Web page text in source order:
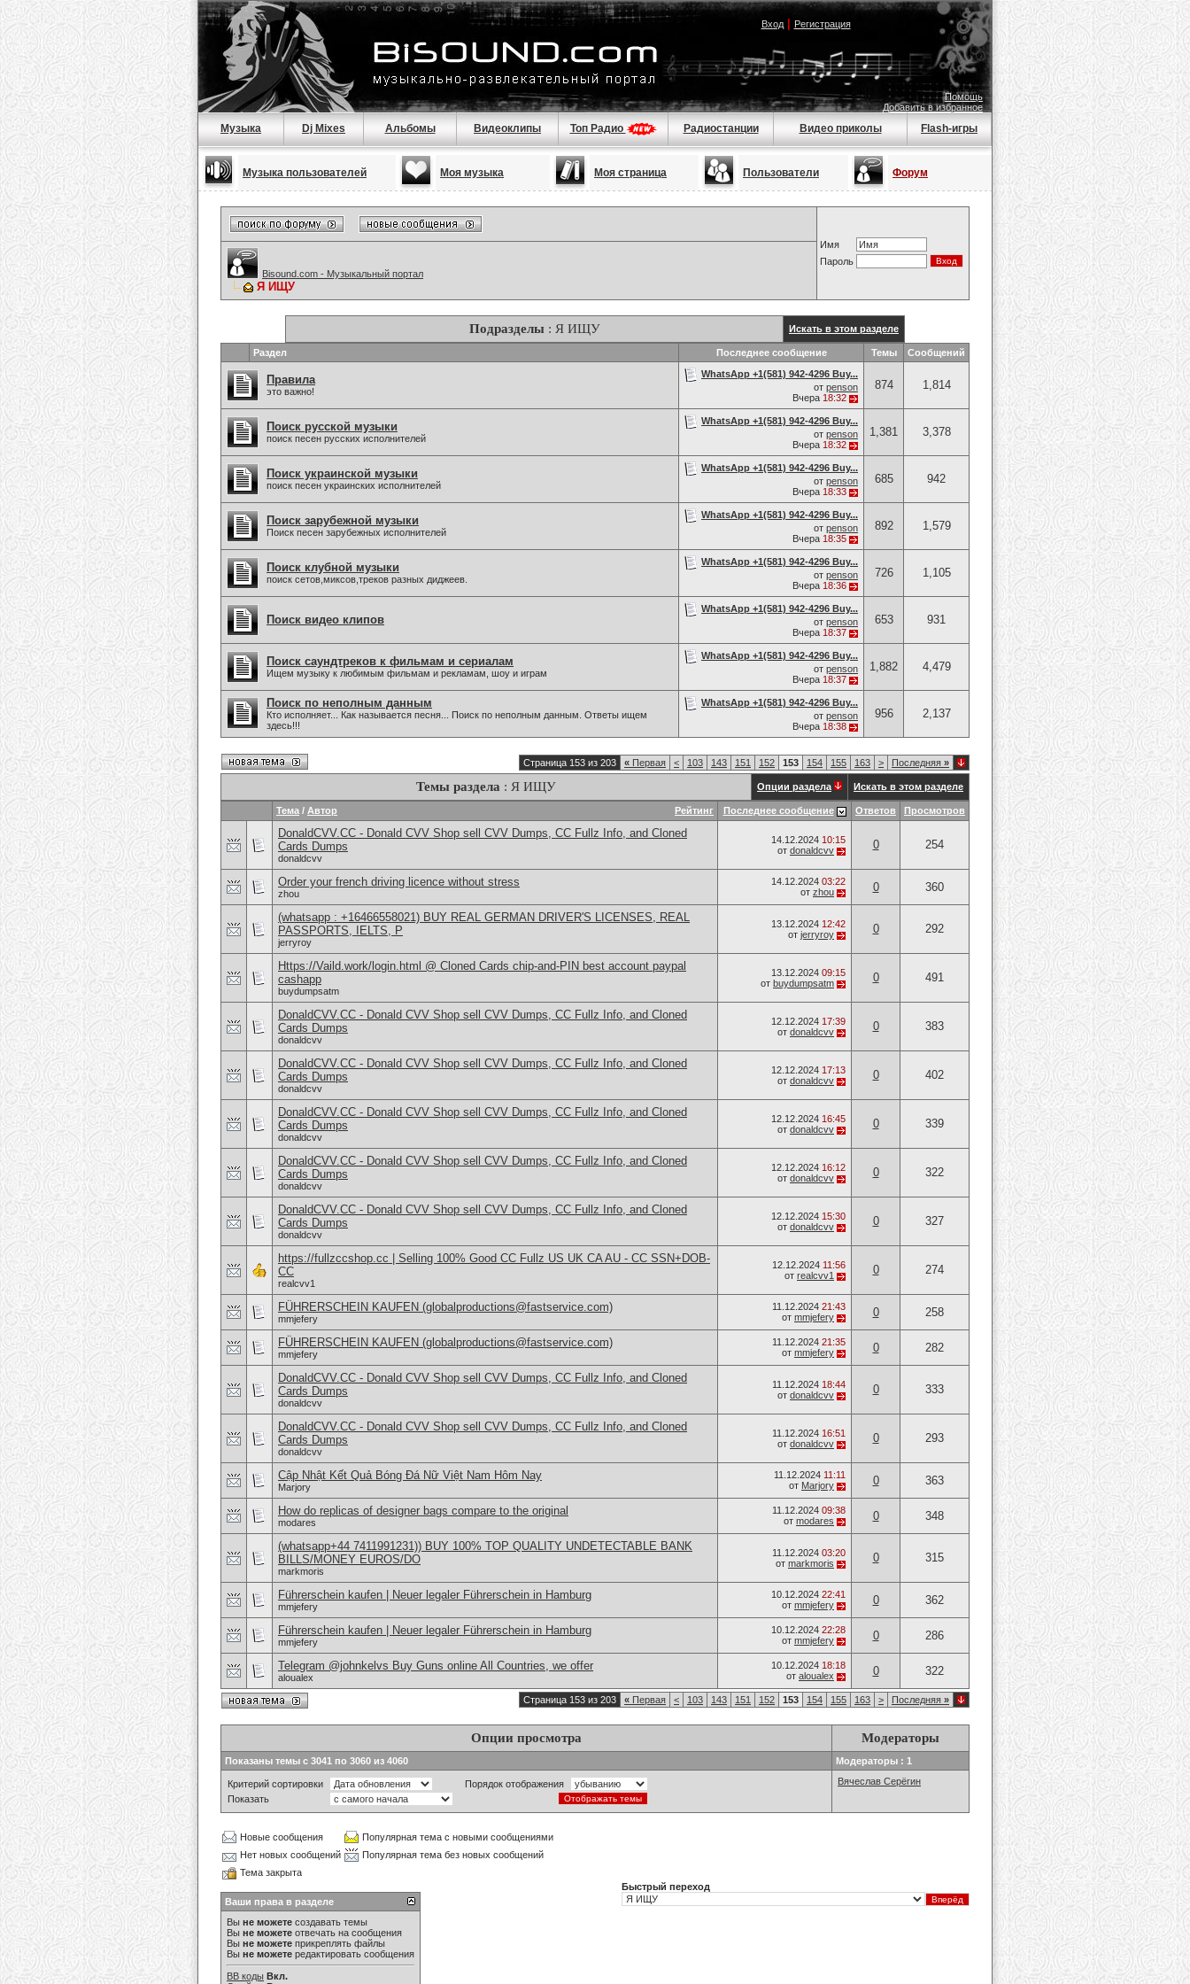
Вход| Регистрация
Помощь
Добавить в избранное
Музыка Dj Mixes Альбомы Видеоклипы Топ Радио Радиостанции Видео приколы Flash-игры
Музыка пользователей Моя музыка Моя страница Пользователи Форум
Имя
Пароль
Bisound.com - Музыкальный портал
Я ИЩУ
Подразделы: Я ИЩУ Искать в этом разделе
Раздел Последнее сообщение Темы Сообщений
Правила
это важно!
WhatsApp +1(581) 942-4296 Buy...
от penson
Вчера 18:32
874 1,814
Поиск русской музыки
поиск песен русских исполнителей
WhatsApp +1(581) 942-4296 Buy...
от penson
Вчера 18:32
1,381 3,378
Поиск украинской музыки
поиск песен украинских исполнителей
WhatsApp +1(581) 942-4296 Buy...
от penson
Вчера 18:33
685 942
Поиск зарубежной музыки
Поиск песен зарубежных исполнителей
WhatsApp +1(581) 942-4296 Buy...
от penson
Вчера 18:35
892 1,579
Поиск клубной музыки
поиск сетов,миксов,треков разных диджеев.
WhatsApp +1(581) 942-4296 Buy...
от penson
Вчера 18:36
726 1,105
Поиск видео клипов
WhatsApp +1(581) 942-4296 Buy...
от penson
Вчера 18:37
653 931
Поиск саундтреков к фильмам и сериалам
Ищем музыку к любимым фильмам и рекламам, шоу и играм
WhatsApp +1(581) 942-4296 Buy...
от penson
Вчера 18:37
1,882 4,479
Поиск по неполным данным
Кто исполняет... Как называется песня... Поиск по неполным данным. Ответы ищем
здесь!!!
WhatsApp +1(581) 942-4296 Buy...
от penson
Вчера 18:38
956 2,137
Страница 153 из 203 « Первая < 103 143 151 152 153 154 155 163 > Последняя »
Темы раздела : Я ИЩУ Опции раздела Искать в этом разделе
Рейтинг
Тема / Автор Последнее сообщение Ответов Просмотров
DonaldCVV.CC - Donald CVV Shop sell CVV Dumps, CC Fullz Info, and Cloned
Cards Dumps
donaldcvv
14.12.2024 10:15
от donaldcvv 0 254
Order your french driving licence without stress
zhou
14.12.2024 03:22
от zhou 0 360
(whatsapp : +16466558021) BUY REAL GERMAN DRIVER'S LICENSES, REAL
PASSPORTS, IELTS, P
jerryroy
13.12.2024 12:42
от jerryroy 0 292
Https://Vaild.work/login.html @ Cloned Cards chip-and-PIN best account paypal
cashapp
buydumpsatm
13.12.2024 09:15
от buydumpsatm 0 491
DonaldCVV.CC - Donald CVV Shop sell CVV Dumps, CC Fullz Info, and Cloned
Cards Dumps
donaldcvv
12.12.2024 17:39
от donaldcvv 0 383
DonaldCVV.CC - Donald CVV Shop sell CVV Dumps, CC Fullz Info, and Cloned
Cards Dumps
donaldcvv
12.12.2024 17:13
от donaldcvv 0 402
DonaldCVV.CC - Donald CVV Shop sell CVV Dumps, CC Fullz Info, and Cloned
Cards Dumps
donaldcvv
12.12.2024 16:45
от donaldcvv 0 339
DonaldCVV.CC - Donald CVV Shop sell CVV Dumps, CC Fullz Info, and Cloned
Cards Dumps
donaldcvv
12.12.2024 16:12
от donaldcvv 0 322
DonaldCVV.CC - Donald CVV Shop sell CVV Dumps, CC Fullz Info, and Cloned
Cards Dumps
donaldcvv
12.12.2024 15:30
от donaldcvv 0 327
https://fullzccshop.cc | Selling 100% Good CC Fullz US UK CA AU - CC SSN+DOB-
CC
realcvv1
12.12.2024 11:56
от realcvv1 0 274
FÜHRERSCHEIN KAUFEN (globalproductions@fastservice.com)
mmjefery
11.12.2024 21:43
от mmjefery 0 258
FÜHRERSCHEIN KAUFEN (globalproductions@fastservice.com)
mmjefery
11.12.2024 21:35
от mmjefery 0 282
DonaldCVV.CC - Donald CVV Shop sell CVV Dumps, CC Fullz Info, and Cloned
Cards Dumps
donaldcvv
11.12.2024 18:44
от donaldcvv 0 333
DonaldCVV.CC - Donald CVV Shop sell CVV Dumps, CC Fullz Info, and Cloned
Cards Dumps
donaldcvv
11.12.2024 16:51
от donaldcvv 0 293
Cập Nhật Kết Quả Bóng Đá Nữ Việt Nam Hôm Nay
Marjory
11.12.2024 11:11
от Marjory 0 363
How do replicas of designer bags compare to the original
modares
11.12.2024 09:38
от modares 0 348
(whatsapp+44 7411991231)) BUY 100% TOP QUALITY UNDETECTABLE BANK
BILLS/MONEY EUROS/DO
markmoris
11.12.2024 03:20
от markmoris 0 315
Führerschein kaufen | Neuer legaler Führerschein in Hamburg
mmjefery
10.12.2024 22:41
от mmjefery 0 362
Führerschein kaufen | Neuer legaler Führerschein in Hamburg
mmjefery
10.12.2024 22:28
от mmjefery 0 286
Telegram @johnkelvs Buy Guns online All Countries, we offer
aloualex
10.12.2024 18:18
от aloualex 0 322
Страница 153 из 203 « Первая < 103 143 151 152 153 154 155 163 > Последняя »
Опции просмотра Модераторы
Показаны темы с 3041 по 3060 из 4060 Модераторы : 1
Критерий сортировки
Порядок отображения
Показать
Вячеслав Серёгин
Новые сообщения
Популярная тема с новыми сообщениями
Нет новых сообщений
Популярная тема без новых сообщений
Тема закрыта
Ваши права в разделе
Вы не можете создавать темы
Вы не можете отвечать на сообщения
Вы не можете прикреплять файлы
Вы не можете редактировать сообщения
BB коды Вкл.
Быстрый переход